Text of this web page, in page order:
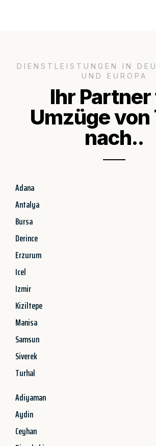
DIENSTLEISTUNGEN IN
UND EUROPA
Ihr
Umzüge von
nach..
Adana
Antalya
Bursa
Derince
Erzurum
Icel
Izmir
Kiziltepe
Manisa
Samsun
Siverek
Turhal
Adiyaman
Aydin
Ceyhan